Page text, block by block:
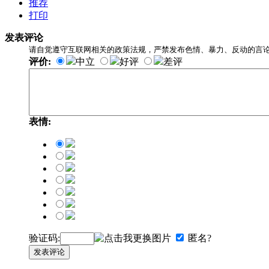
推荐
打印
发表评论
请自觉遵守互联网相关的政策法规，严禁发布色情、暴力、反动的言
评价: 中立 好评 差评
表情:
验证码: 匿名?
发表评论